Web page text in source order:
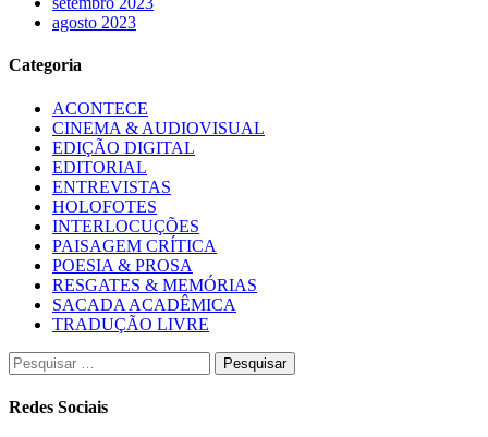
agosto 2023
Categoria
ACONTECE
CINEMA & AUDIOVISUAL
EDIÇÃO DIGITAL
EDITORIAL
ENTREVISTAS
HOLOFOTES
INTERLOCUÇÕES
PAISAGEM CRÍTICA
POESIA & PROSA
RESGATES & MEMÓRIAS
SACADA ACADÊMICA
TRADUÇÃO LIVRE
Pesquisar
por:
Redes Sociais